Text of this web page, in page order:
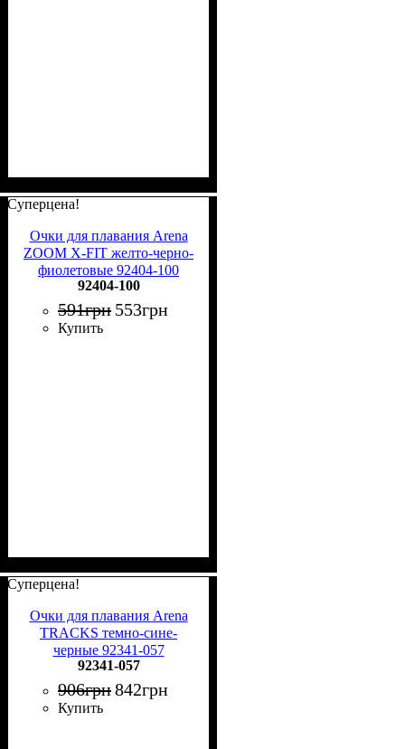
Суперцена!
Очки для плавания Arena
ZOOM X-FIT желто-черно-
фиолетовые 92404-100
92404-100
591грн 553грн
Купить
Суперцена!
Очки для плавания Arena
TRACKS темно-сине-
черные 92341-057
92341-057
906грн842грн
Купить